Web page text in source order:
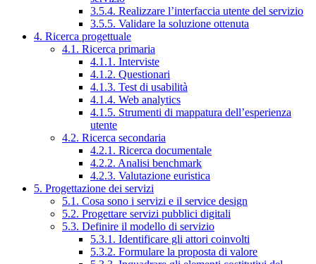
3.5.4. Realizzare l’interfaccia utente del servizio
3.5.5. Validare la soluzione ottenuta
4. Ricerca progettuale
4.1. Ricerca primaria
4.1.1. Interviste
4.1.2. Questionari
4.1.3. Test di usabilità
4.1.4. Web analytics
4.1.5. Strumenti di mappatura dell’esperienza
utente
4.2. Ricerca secondaria
4.2.1. Ricerca documentale
4.2.2. Analisi benchmark
4.2.3. Valutazione euristica
5. Progettazione dei servizi
5.1. Cosa sono i servizi e il service design
5.2. Progettare servizi pubblici digitali
5.3. Definire il modello di servizio
5.3.1. Identificare gli attori coinvolti
5.3.2. Formulare la proposta di valore